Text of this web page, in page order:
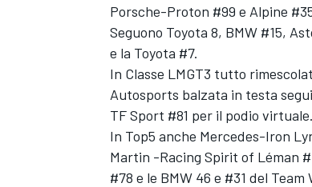
Porsche-Proton #99 e Alpine
Seguono Toyota 8, BMW #15,
e la Toyota #7.
In Classe LMGT3 tutto
Autosports balzata in testa
TF Sport #81 per il podio virtuale.
In Top5 anche Mercedes-Iron
Martin -Racing Spirit of Léman
#78 e le BMW 46 e #31 del